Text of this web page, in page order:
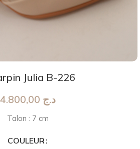
Julia B-226
د.ج
Talon : 7 cm
COULEUR